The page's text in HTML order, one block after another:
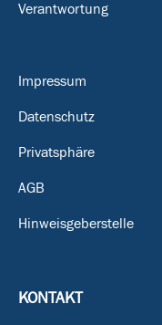
Verantwortung
Impressum
Datenschutz
Privatsphäre
AGB
Hinweisgeberstelle
KONTAKT